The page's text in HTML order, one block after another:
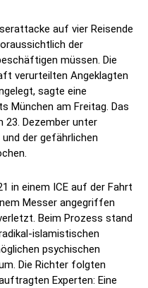
auf vier Reisende
der
müssen. Die
verurteilten Angeklagten
sagte eine
München am Freitag. Das
23. Dezember unter
der gefährlichen
in einem ICE auf der Fahrt
Messer angegriffen
Beim Prozess stand
islamistischen
psychischen
Die Richter folgten
Experten: Eine